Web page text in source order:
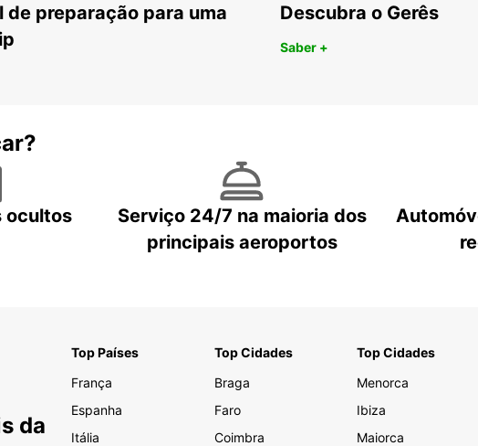
de preparação para uma
Descubra o Gerês
Saber +
ocultos
Serviço 24/7 na maioria dos
principais aeroportos
da
Top Países
França
Espanha
Itália
Top Cidades
Braga
Faro
Coimbra
Top Cidades
Menorca
Ibiza
Maiorca